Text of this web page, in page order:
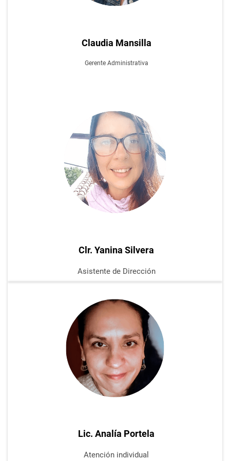
Claudia Mansilla
Gerente Administrativa
Clr. Yanina Silvera
Asistente de Dirección
Lic. Analía Portela
Atención individual